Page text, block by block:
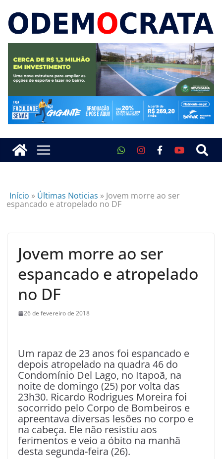
Início » Últimas Noticias » Jovem morre ao ser
espancado e atropelado no DF
Jovem morre ao ser
espancado e atropelado
no DF
26 de fevereiro de 2018
Um rapaz de 23 anos foi espancado e
depois atropelado na quadra 46 do
Condomínio Del Lago, no Itapoã, na
noite de domingo (25) por volta das
23h30. Ricardo Rodrigues Moreira foi
socorrido pelo Corpo de Bombeiros e
apreentava diversas lesões no corpo e
na cabeça. Ele não resistiu aos
ferimentos e veio a óbito na manhã
desta segunda-feira (26).